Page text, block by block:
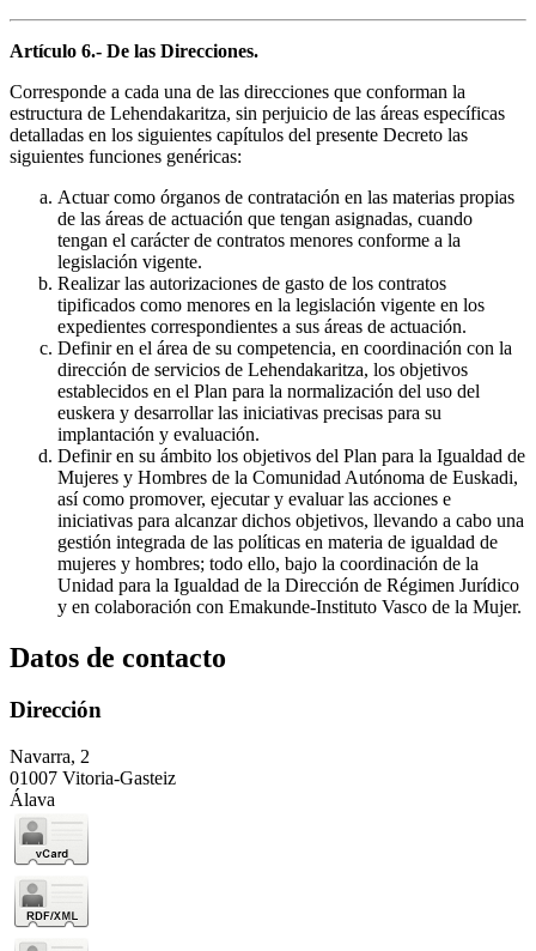
Artículo 6.- De las Direcciones.
Corresponde a cada una de las direcciones que conforman la
estructura de Lehendakaritza, sin perjuicio de las áreas específicas
detalladas en los siguientes capítulos del presente Decreto las
siguientes funciones genéricas:
Actuar como órganos de contratación en las materias propias
de las áreas de actuación que tengan asignadas, cuando
tengan el carácter de contratos menores conforme a la
legislación vigente.
Realizar las autorizaciones de gasto de los contratos
tipificados como menores en la legislación vigente en los
expedientes correspondientes a sus áreas de actuación.
Definir en el área de su competencia, en coordinación con la
dirección de servicios de Lehendakaritza, los objetivos
establecidos en el Plan para la normalización del uso del
euskera y desarrollar las iniciativas precisas para su
implantación y evaluación.
Definir en su ámbito los objetivos del Plan para la Igualdad de
Mujeres y Hombres de la Comunidad Autónoma de Euskadi,
así como promover, ejecutar y evaluar las acciones e
iniciativas para alcanzar dichos objetivos, llevando a cabo una
gestión integrada de las políticas en materia de igualdad de
mujeres y hombres; todo ello, bajo la coordinación de la
Unidad para la Igualdad de la Dirección de Régimen Jurídico
y en colaboración con Emakunde-Instituto Vasco de la Mujer.
Datos de contacto
Dirección
Navarra, 2
01007 Vitoria-Gasteiz
Álava